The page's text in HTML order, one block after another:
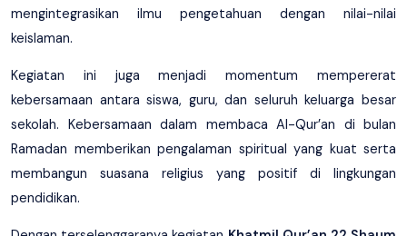
mengintegrasikan ilmu pengetahuan dengan nilai-nilai
keislaman.
Kegiatan ini juga menjadi momentum mempererat
kebersamaan antara siswa, guru, dan seluruh keluarga besar
sekolah. Kebersamaan dalam membaca Al-Qur’an di bulan
Ramadan memberikan pengalaman spiritual yang kuat serta
membangun suasana religius yang positif di lingkungan
pendidikan.